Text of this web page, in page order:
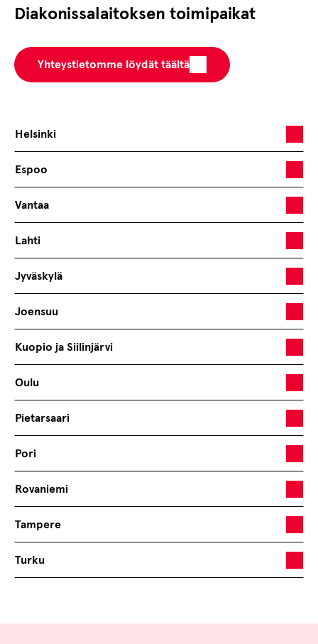
Diakonissalaitoksen toimipaikat
Yhteystietomme löydät täältä
Helsinki
Espoo
Vantaa
Lahti
Jyväskylä
Joensuu
Kuopio ja Siilinjärvi
Oulu
Pietarsaari
Pori
Rovaniemi
Tampere
Turku